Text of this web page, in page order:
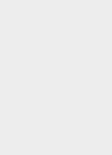
et sportif
et d’y assembler
et de créer
pour 50
Relais) pour
et soir)